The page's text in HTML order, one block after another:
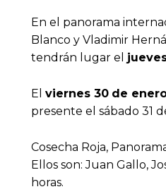
En el panorama
Blanco y Vladimir
tendrán lugar el
El viernes 30 de
presente el sábado 31
Cosecha Roja,
Ellos son: Juan Gallo,
horas.